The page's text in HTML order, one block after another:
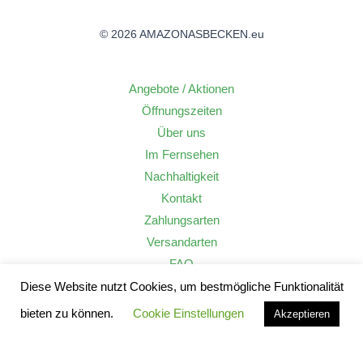
© 2026 AMAZONASBECKEN.eu
Angebote / Aktionen
Öffnungszeiten
Über uns
Im Fernsehen
Nachhaltigkeit
Kontakt
Zahlungsarten
Versandarten
FAQ
Widerrufsrecht
AGB
Diese Website nutzt Cookies, um bestmögliche Funktionalität
bieten zu können.
Cookie Einstellungen Akzeptieren